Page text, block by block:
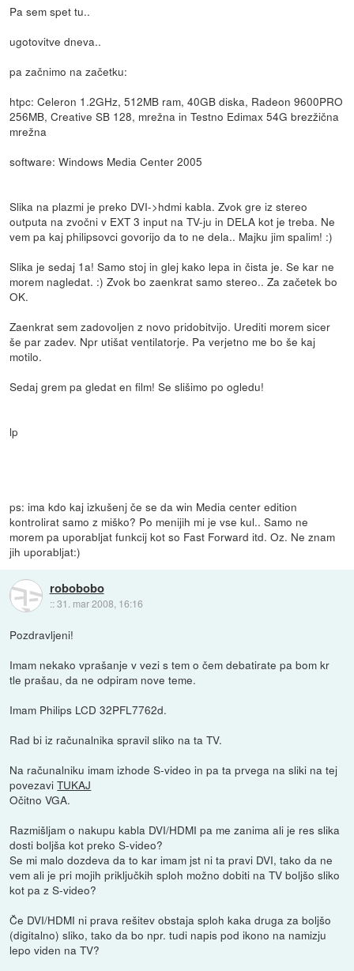
Pa sem spet tu..
ugotovitve dneva..
pa začnimo na začetku:
htpc: Celeron 1.2GHz, 512MB ram, 40GB diska, Radeon 9600PRO
256MB, Creative SB 128, mrežna in Testno Edimax 54G brezžična
mrežna
software: Windows Media Center 2005
Slika na plazmi je preko DVI->hdmi kabla. Zvok gre iz stereo
outputa na zvočni v EXT 3 input na TV-ju in DELA kot je treba. Ne
vem pa kaj philipsovci govorijo da to ne dela.. Majku jim spalim! :)
Slika je sedaj 1a! Samo stoj in glej kako lepa in čista je. Se kar ne
morem nagledat. :) Zvok bo zaenkrat samo stereo.. Za začetek bo
OK.
Zaenkrat sem zadovoljen z novo pridobitvijo. Urediti morem sicer
še par zadev. Npr utišat ventilatorje. Pa verjetno me bo še kaj
motilo.
Sedaj grem pa gledat en film! Se slišimo po ogledu!
lp
ps: ima kdo kaj izkušenj če se da win Media center edition
kontrolirat samo z miško? Po menijih mi je vse kul.. Samo ne
morem pa uporabljat funkcij kot so Fast Forward itd. Oz. Ne znam
jih uporabljat:)
robobobo
::31. mar 2008, 16:16
Pozdravljeni!
Imam nekako vprašanje v vezi s tem o čem debatirate pa bom kr
tle prašau, da ne odpiram nove teme.
Imam Philips LCD 32PFL7762d.
Rad bi iz računalnika spravil sliko na ta TV.
Na računalniku imam izhode S-video in pa ta prvega na sliki na tej
povezaviTUKAJ
Očitno VGA.
Razmišljam o nakupu kabla DVI/HDMI pa me zanima ali je res slika
dosti boljša kot preko S-video?
Se mi malo dozdeva da to kar imam jst ni ta pravi DVI, tako da ne
vem ali je pri mojih priključkih sploh možno dobiti na TV boljšo sliko
kot pa z S-video?
Če DVI/HDMI ni prava rešitev obstaja sploh kaka druga za boljšo
(digitalno) sliko, tako da bo npr. tudi napis pod ikono na namizju
lepo viden na TV?